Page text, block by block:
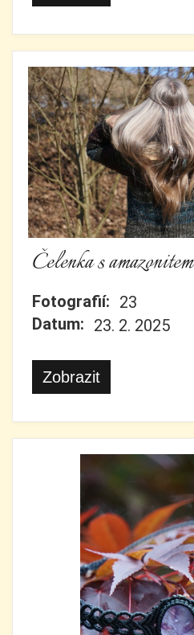
Čelenka s amazonitem
Fotografií: 23
Datum: 23. 2. 2025
Zobrazit